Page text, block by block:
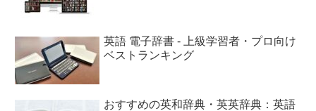
英語 電子辞書 - 上級学習者・プロ向け
ベストランキング
おすすめの英和辞典・英英辞典：英語